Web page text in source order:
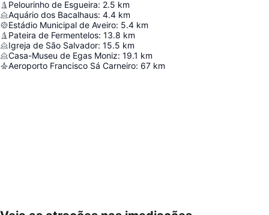
Pelourinho de Esgueira: 2.5 km
Aquário dos Bacalhaus: 4.4 km
Estádio Municipal de Aveiro: 5.4 km
Pateira de Fermentelos: 13.8 km
Igreja de São Salvador: 15.5 km
Casa-Museu de Egas Moniz: 19.1 km
Aeroporto Francisco Sá Carneiro: 67 km